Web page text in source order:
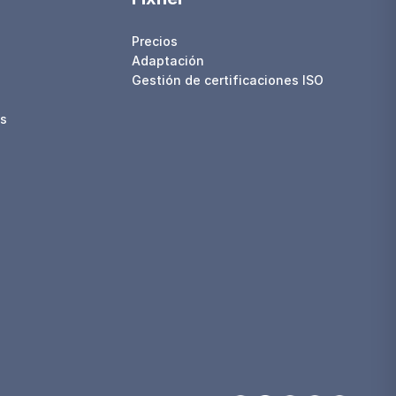
Precios
Adaptación
Gestión de certificaciones ISO